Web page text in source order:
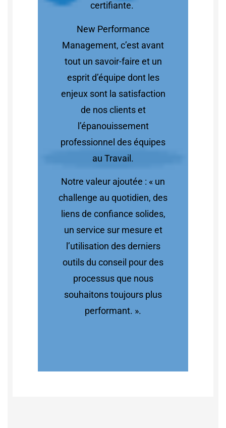
certifiante.
New Performance
Management, c’est avant
tout un savoir-faire et un
esprit d’équipe dont les
enjeux sont la satisfaction
de nos clients et
l’épanouissement
professionnel des équipes
au Travail.
Notre valeur ajoutée : « un
challenge au quotidien, des
liens de confiance solides,
un service sur mesure et
l’utilisation des derniers
outils du conseil pour des
processus que nous
souhaitons toujours plus
performant. ».